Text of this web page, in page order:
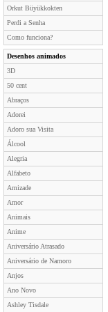
Orkut Büyükkokten
Perdi a Senha
Como funciona?
Desenhos animados
3D
50 cent
Abraços
Adorei
Adoro sua Visita
Álcool
Alegria
Alfabeto
Amizade
Amor
Animais
Anime
Aniversário Atrasado
Aniversário de Namoro
Anjos
Ano Novo
Ashley Tisdale